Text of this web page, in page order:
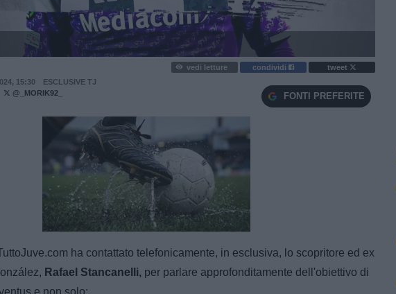
vedi letture condividi
tweet
15:30
ESCLUSIVE TJ
@_MORIK92_ FONTI PREFERITE
Unmute
Loaded:
100.00%
ha contattato telefonicamente, in esclusiva, lo scopritore ed ex
Rafael Stancanelli, per parlare approfonditamente dell'obiettivo di
e non solo: